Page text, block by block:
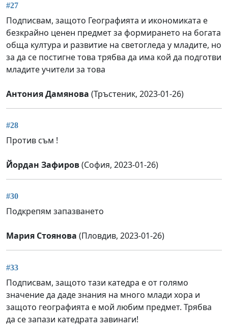
#27
Подписвам, защото Географията и икономиката е
безкрайно ценен предмет за формирането на богата
обща култура и развитие на светогледа у младите, но
за да се постигне това трябва да има кой да подготви
младите учители за това
Антония Дамянова (Тръстеник, 2023-01-26)
#28
Против съм !
Йордан Зафиров(София, 2023-01-26)
#30
Подкрепям запазването
Мария Стоянова (Пловдив, 2023-01-26)
#33
Подписвам, защото тази катедра е от голямо
значение да даде знания на много млади хора и
защото географията е мой любим предмет. Трябва
да се запази катедрата завинаги!